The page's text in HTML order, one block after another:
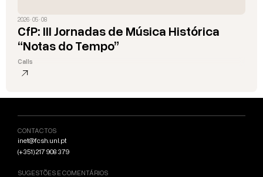
2026 · 05 · 08
CfP: III Jornadas de Música Histórica
“Notas do Tempo”
Calls
CONTACTOS
inet@fcsh.unl.pt
(+351) 217 908 379
SUGESTÕES E COMENTÁRIOS